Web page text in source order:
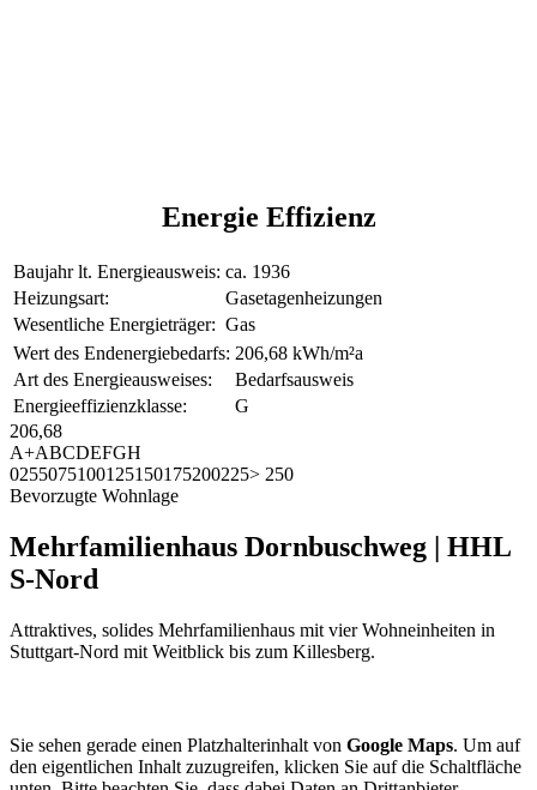
Energie Effizienz
Baujahr lt. Energieausweis: ca. 1936
Heizungsart:
Gasetagenheizungen
Wesentliche Energieträger: Gas
Wert des Endenergiebedarfs: 206,68 kWh/m²a
Art des Energieausweises:
Bedarfsausweis
Energieeffizienzklasse:
G
206,68
A+ABCDEFGH
0255075100125150175200225> 250
Bevorzugte Wohnlage
Mehrfamilienhaus Dornbuschweg | HHL
S-Nord
Attraktives, solides Mehrfamilienhaus mit vier Wohneinheiten in
Stuttgart-Nord mit Weitblick bis zum Killesberg.
Sie sehen gerade einen Platzhalterinhalt von Google Maps. Um auf
den eigentlichen Inhalt zuzugreifen, klicken Sie auf die Schaltfläche